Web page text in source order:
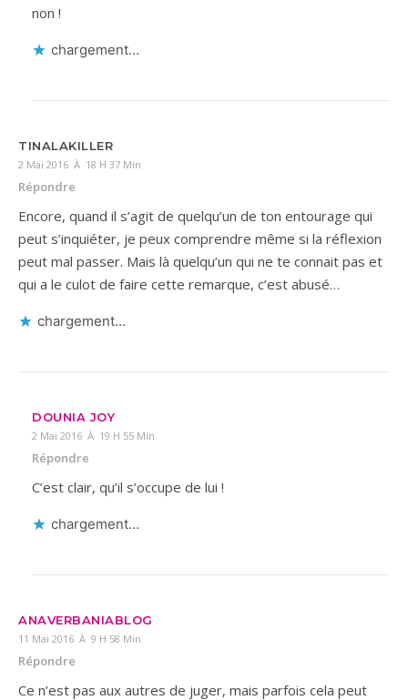
non !
chargement…
TINALAKILLER
2 Mai 2016 À 18 H 37 Min
Répondre
Encore, quand il s’agit de quelqu’un de ton entourage qui
peut s’inquiéter, je peux comprendre même si la réflexion
peut mal passer. Mais là quelqu’un qui ne te connait pas et
qui a le culot de faire cette remarque, c’est abusé…
chargement…
DOUNIA JOY
2 Mai 2016 À 19 H 55 Min
Répondre
C’est clair, qu’il s’occupe de lui !
chargement…
ANAVERBANIABLOG
11 Mai 2016 À 9 H 58 Min
Répondre
Ce n’est pas aux autres de juger, mais parfois cela peut